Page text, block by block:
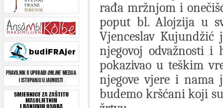
rađa mržnjom i
poput bl. Alojzija u
Vjenceslav
njegovoj odvažnosti
pokazivao u teškim
njegove vjere i nama
budemo kršćani koji